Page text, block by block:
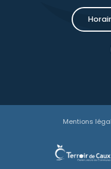
Mentions